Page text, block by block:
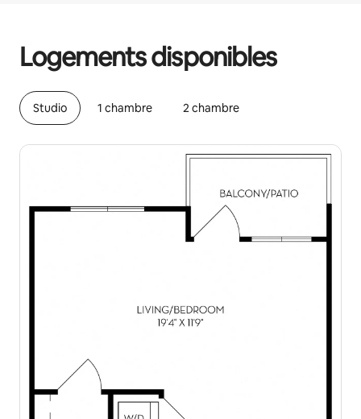
Logements disponibles
Studio 1 chambre 2 chambre